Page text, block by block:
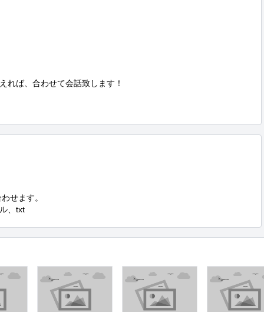
れば、合わせて会話致します！
せます。
、txt